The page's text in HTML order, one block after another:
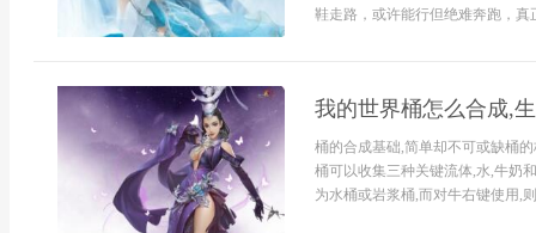
鞋走路，或许能行但绝难奔跑，真
我的世界桶怎么合成,
桶的合成基础,简单却不可或缺桶
桶可以收集三种关键流体,水,牛奶
为水桶或岩浆桶,而对牛右键使用,